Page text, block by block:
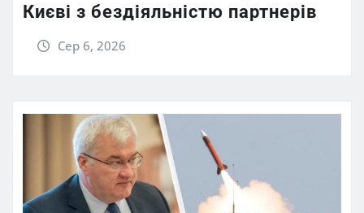
Києві з бездіяльністю партнерів
Сер 6, 2026